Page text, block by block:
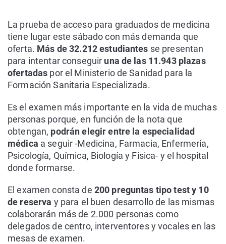
La prueba de acceso para graduados de medicina
tiene lugar este sábado con más demanda que
oferta. Más de 32.212 estudiantes se presentan
para intentar conseguir una de las 11.943 plazas
ofertadas por el Ministerio de Sanidad para la
Formación Sanitaria Especializada.
Es el examen más importante en la vida de muchas
personas porque, en función de la nota que
obtengan, podrán elegir entre la especialidad
médica a seguir -Medicina, Farmacia, Enfermería,
Psicología, Química, Biología y Física- y el hospital
donde formarse.
El examen consta de 200 preguntas tipo test y 10
de reserva y para el buen desarrollo de las mismas
colaborarán más de 2.000 personas como
delegados de centro, interventores y vocales en las
mesas de examen.